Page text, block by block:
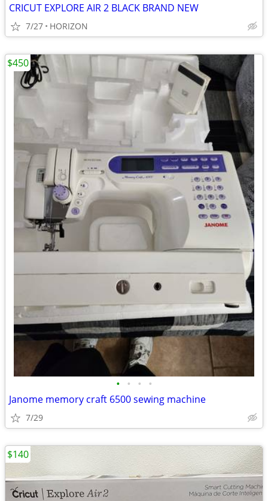
CRICUT EXPLORE AIR 2 BLACK BRAND NEW
7/27 HORIZON
• • • •
Janome memory craft 6500 sewing machine
7/29
$450
$140